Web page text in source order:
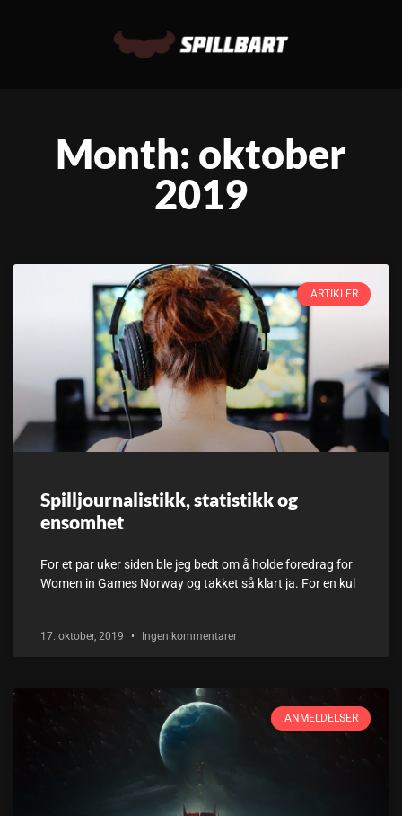
Month: oktober
2019
ARTIKLER
Spilljournalistikk, statistikk og
ensomhet
For et par uker siden ble jeg bedt om å holde foredrag for
Women in Games Norway og takket så klart ja. For en kul
17. oktober, 2019 Ingen kommentarer
ANMELDELSER